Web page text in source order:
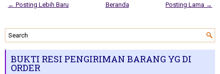
← Posting Lebih Baru Posting Lama →
Beranda
BUKTI RESI PENGIRIMAN BARANG YG DI
ORDER